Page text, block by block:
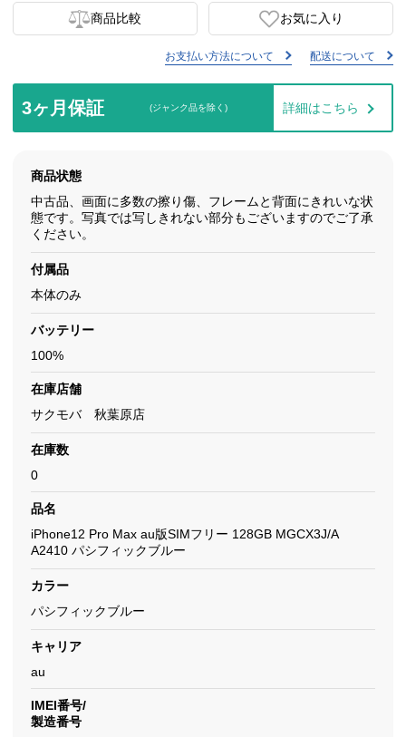
商品比較 お気に入り
お支払い方法について 配送について
3ヶ月保証 (ジャンク品を除く) 詳細はこちら
商品状態
中古品、画面に多数の擦り傷、フレームと背面にきれいな状
態です。写真では写しきれない部分もございますのでご了承
ください。
付属品
本体のみ
バッテリー
100%
在庫店舗
サクモバ 秋葉原店
在庫数
0
品名
iPhone12 Pro Max au版SIMフリー 128GB MGCX3J/A
A2410 パシフィックブルー
カラー
パシフィックブルー
キャリア
au
IMEI番号/
製造番号